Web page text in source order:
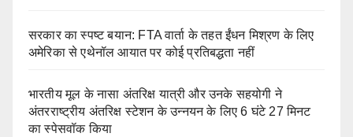
सरकार का स्पष्ट बयान: FTA वार्ता के तहत ईंधन मिश्रण के लिए
अमेरिका से एथेनॉल आयात पर कोई प्रतिबद्धता नहीं
भारतीय मूल के नासा अंतरिक्ष यात्री और उनके सहयोगी ने
अंतरराष्ट्रीय अंतरिक्ष स्टेशन के उन्नयन के लिए 6 घंटे 27 मिनट
का स्पेसवॉक किया